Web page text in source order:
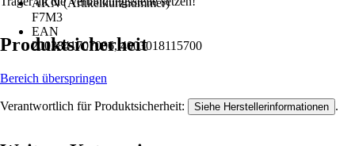
AKN (Artikelkurznummer)
F7M3
EAN
2003841707006, 4003018115700
Produktsicherheit
Bereich überspringen
Verantwortlich für Produktsicherheit: Siehe Herstellerinformationen .